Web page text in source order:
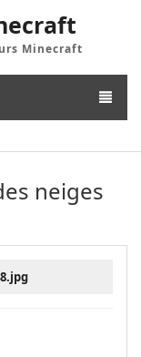
Minecraft
neiges